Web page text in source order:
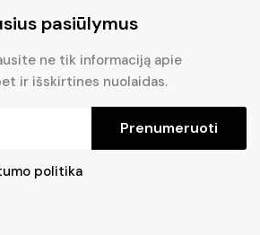
pasiūlymus
ne tik informaciją apie
ir išskirtines nuolaidas.
Prenumeruoti
politika